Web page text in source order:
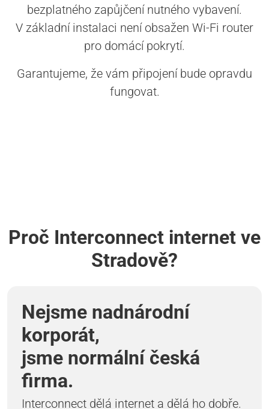
bezplatného zapůjčení nutného vybavení.
V základní instalaci není obsažen Wi-Fi router
pro domácí pokrytí.
Garantujeme, že vám připojení bude opravdu
fungovat.
Proč Interconnect internet ve
Stradově?
Nejsme nadnárodní
korporát,
jsme normální česká
firma.
Interconnect dělá internet a dělá ho dobře.